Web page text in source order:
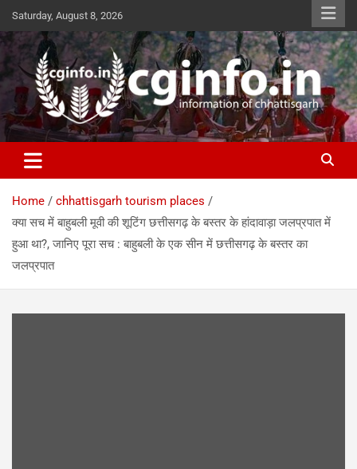
content
Saturday, August 8, 2026
cginfo.in
information of Chhattisgarh
Home
chhattisgarh tourism places
क्या सच में बाहुबली मूवी की शूटिंग छत्तीसगढ़ के बस्तर के हांदावाड़ा जलप्रपात में
हुआ था?, जानिए पूरा सच : बाहुबली के एक सीन में छत्तीसगढ़ के बस्तर का
जलप्रपात